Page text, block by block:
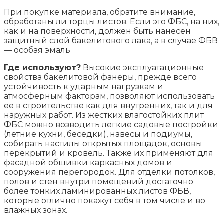
При покупке материала, обратите внимание,
обработаны ли торцы листов. Если это ФБС, на них,
как и на поверхности, должен быть нанесен
защитный слой бакелитового лака, а в случае ФБВ
— особая эмаль
Где используют? Высокие эксплуатационные
свойства бакелитовой фанеры, прежде всего
устойчивость к ударным нагрузкам и
атмосферным факторам, позволяют использовать
ее в строительстве как для внутренних, так и для
наружных работ. Из жестких влагостойких плит
ФБС можно возводить легкие садовые постройки
(летние кухни, беседки), навесы и подиумы,
собирать настилы открытых площадок, основы
перекрытий и кровель. Также их применяют для
фасадной обшивки каркасных домов и
сооружения перегородок. Для отделки потолков,
полов и стен внутри помещений достаточно
более тонких ламинированных листов ФБВ,
которые отлично покажут себя в том числе и во
влажных зонах.